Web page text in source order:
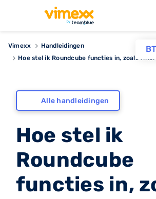
Vimexx
Handleidingen
Hoe stel ik Roundcube functies in, zoals
Alle handleidingen
Hoe stel ik
Roundcube
functies in,